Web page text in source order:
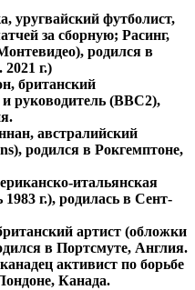
уругвайский футболист,
за сборную; Расинг,
родился в
г.)
британский
руководитель (BBC2),
австралийский
родился в Рокгемптоне,
итальянская
г.), родилась в Сент-
артист (обложки
в Портсмуте, Англия.
активист по борьбе
Канада.